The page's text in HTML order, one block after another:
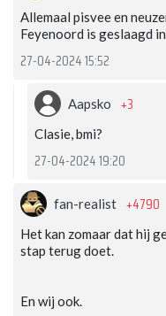
Allemaal pisvee en
Feyenoord is geslaagd
27-04-2024 15:52
Aapsko +3
Clasie, bmi?
27-04-2024 19:20
fan-realist +4790
Het kan zomaar dat hij
stap terug doet.
En wij ook.